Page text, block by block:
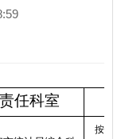
责任科室
按时